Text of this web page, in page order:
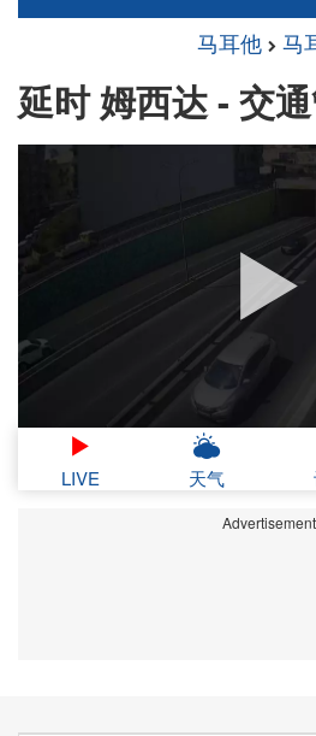
马耳他 马
延时 姆西达 - 交
LIVE 天气
Advertisement